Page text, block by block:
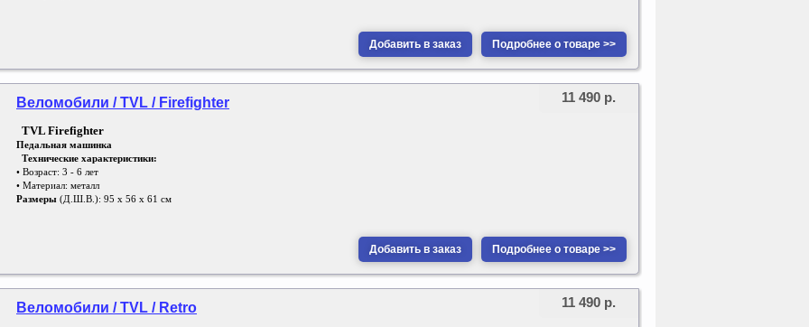
Добавить в заказ Подробнее о товаре >>
Веломобили / TVL / Firefighter
TVL Firefighter
Педальная машинка
Технические характеристики:
• Возраст: 3 - 6 лет
• Материал: металл
Размеры (Д.Ш.В.): 95 х 56 х 61 см
Добавить в заказ Подробнее о товаре >>
11 490 р.
Веломобили / TVL / Retro 11 490 р.